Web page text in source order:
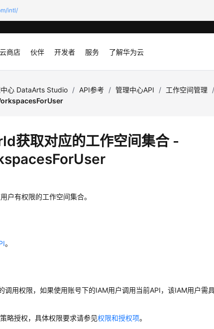
intl/
云商店 伙伴 开发者 服务 了解华为云
心 DataArts Studio / API参考 / 管理中心API / 工作空间管理 /
获取对应的工作空间集合 -
户有权限的工作空间集合。
。
调用权限，如果使用账号下的IAM用户调用当前API，该IAM用户需
略授权，具体权限要求请参见权限和授权项。